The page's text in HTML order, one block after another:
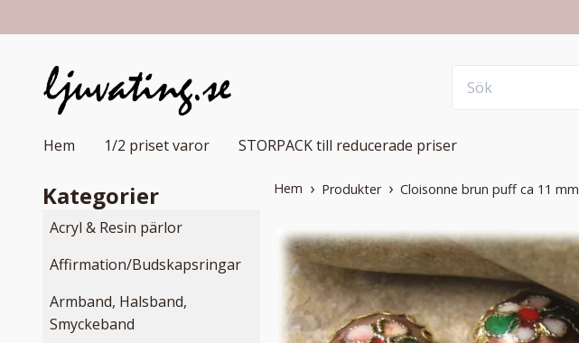
Hem 1/2 priset varor STORPACK till reducerade priser
Kategorier
Acryl & Resin pärlor
Affirmation/Budskapsringar
Armband, Halsband,
Smyckeband
Hem Produkter Cloisonne brun puff ca 11 mm